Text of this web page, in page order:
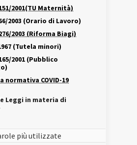
2001(TU Maternità)
2003 (Orario di Lavoro)
2003 (Riforma Biagi)
(Tutela minori)
2001 (Pubblico
normativa COVID-19
Leggi in materia di
più utilizzate